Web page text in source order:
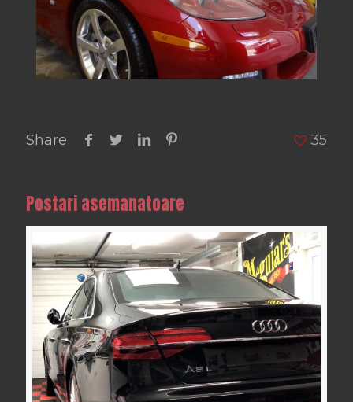
Share 35
Postari asemanatoare